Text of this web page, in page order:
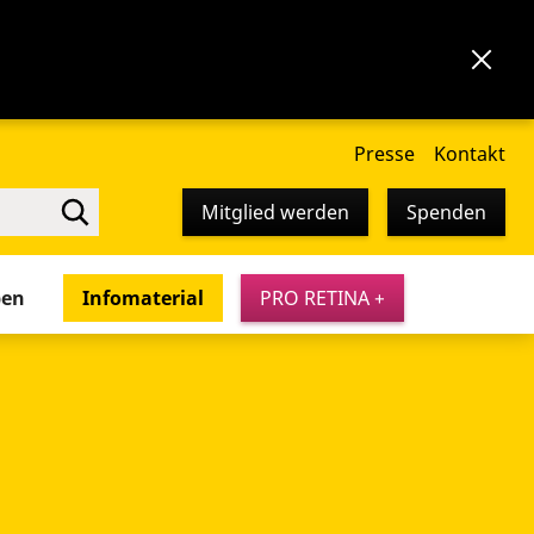
Presse Kontakt
Mitglied werden Spenden
Infomaterial PRO RETINA +